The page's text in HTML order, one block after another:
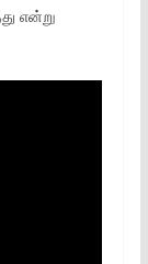
என்று